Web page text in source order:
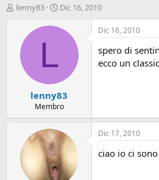
T
t
lenny83
S
a
t
e
Dic 16, 2010
L
lenny83
Membro
Dic 16, 2010
spero di
ecco un
Dic 17, 2010
ciao io ci